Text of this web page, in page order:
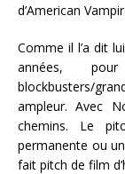
d’American
Comme il l’a dit
années,
blockbusters/
ampleur. Avec
chemins. Le
permanente ou
fait pitch de film